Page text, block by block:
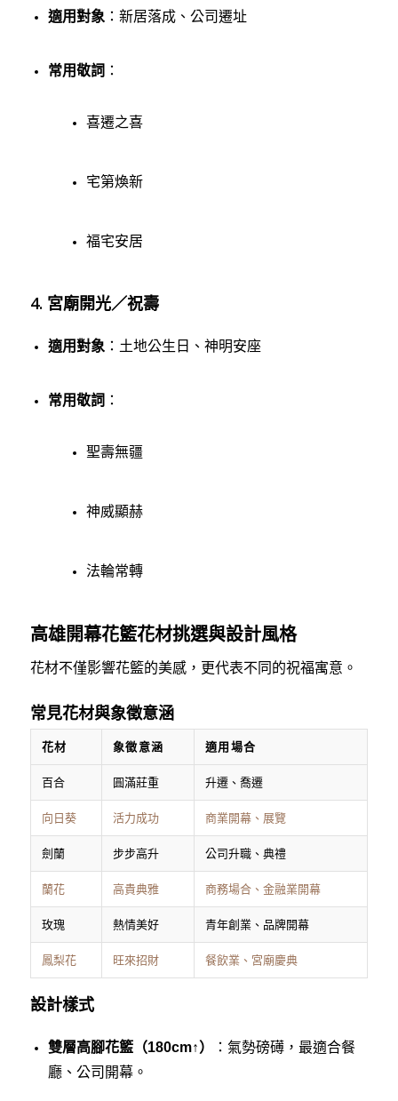
適用對象 ：新居落成、公司遷址
常用敬詞 ：
喜遷之喜
宅第煥新
福宅安居
4. 宮廟開光／祝壽
適用對象 ：土地公生日、神明安座
常用敬詞 ：
聖壽無疆
神威顯赫
法輪常轉
高雄開幕花籃花材挑選與設計風格
花材不僅影響花籃的美感，更代表不同的祝福寓意。
常見花材與象徵意涵
花材 象徵意涵 適用場合
百合 圓滿莊重 升遷、喬遷
向日葵 活力成功 商業開幕、展覽
劍蘭 步步高升 公司升職、典禮
蘭花 高貴典雅 商務場合、金融業開幕
玫瑰 熱情美好 青年創業、品牌開幕
鳳梨花 旺來招財 餐飲業、宮廟慶典
設計樣式
雙層高腳花籃（180cm↑）
：氣勢磅礡，最適合餐
廳、公司開幕。